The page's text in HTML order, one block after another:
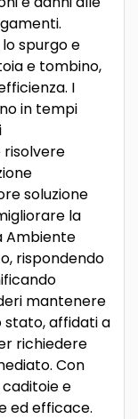
spurgo e
e tombino,
I
in tempi
risolvere
soluzione
la
Ambiente
rispondendo
mantenere
stato, affidati a
richiedere
Con
e
ed efficace.